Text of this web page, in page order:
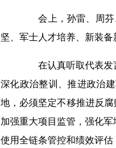
会上，孙雷、周芬、
坚、军士人才培养、新装
在认真听取代表发言
深化政治整训、推进政治
地，必须坚定不移推进反
加强重大项目监管，强化
使用全链条管控和绩效评估